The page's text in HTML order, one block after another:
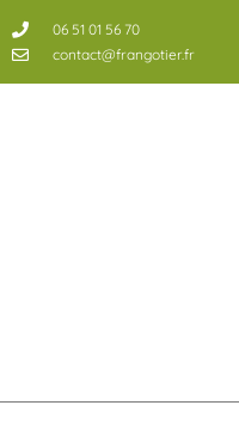
06 51 01 56 70
contact@frangotier.fr